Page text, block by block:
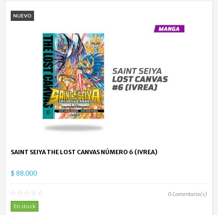
NUEVO
SAINT SEIYA THE LOST CANVAS NÚMERO 6 (IVREA)
$ 88.000
0Comentario(s)
En stock